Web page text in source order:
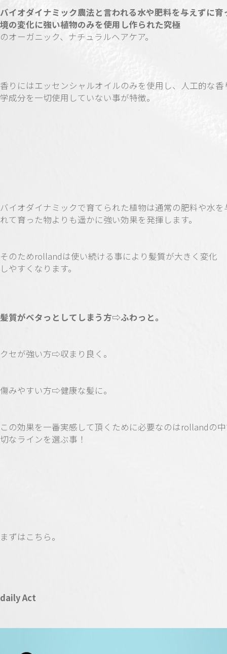
バイオダイナミック農法と言われる水や肥料を与えずに育
境の変化に強い植物のみを使用し作られた究極
のオーガニック、ナチュラルヘアケア。
香りにはエッセンシャルオイルのみを使用し、人工的な香
学成分を一切使用していない事が特徴。
バイオダイナミックで育てられた植物は通常の肥料や水を
れて育った物よりも遥かに強い効果を発揮します。
そのためrollandは使い続ける事により髪質が大きく変化
しやすくなります。
髪質がベタっとしてしまう方⇨ふわっと。
クセが強い方⇨収まり良く。
傷みやすい方⇨健康な髪に。
この効果を一番実感して頂くために必要なのはrollandの
切なラインを選ぶ事！
まずはこちら。
daily Act